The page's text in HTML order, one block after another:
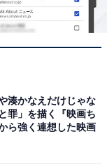
品5選
湊かなえだけじゃな
罪」を描く『映画ち
ら強く連想した映画